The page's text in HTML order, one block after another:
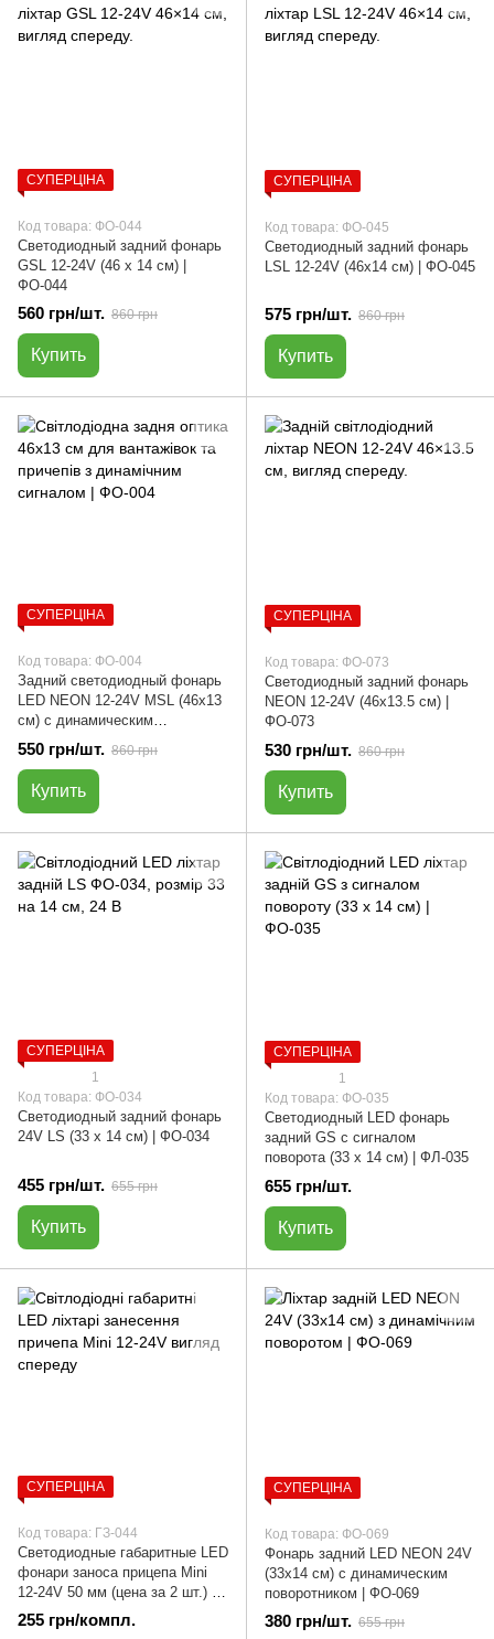
СУПЕРЦІНА
Код товара: ФО-044
Светодиодный задний фонарь
GSL 12-24V (46 х 14 см) |
ФО-044
560 грн/шт. 860 грн
Купить
СУПЕРЦІНА
Код товара: ФО-045
Светодиодный задний фонарь
LSL 12-24V (46х14 см) | ФО-045
575 грн/шт. 860 грн
Купить
СУПЕРЦІНА
Код товара: ФО-004
Задний светодиодный фонарь
LED NEON 12-24V MSL (46x13
см) с динамическим
поворотником | ФО-004
550 грн/шт. 860 грн
Купить
СУПЕРЦІНА
Код товара: ФО-073
Светодиодный задний фонарь
NEON 12-24V (46х13.5 см) |
ФО-073
530 грн/шт. 860 грн
Купить
СУПЕРЦІНА
1
Код товара: ФО-034
Светодиодный задний фонарь
24V LS (33 х 14 см) | ФО-034
455 грн/шт. 655 грн
Купить
СУПЕРЦІНА
1
Код товара: ФО-035
Светодиодный LED фонарь
задний GS с сигналом
поворота (33 х 14 см) | ФЛ-035
655 грн/шт.
Купить
СУПЕРЦІНА
Код товара: ГЗ-044
Светодиодные габаритные LED
фонари заноса прицепа Mini
12-24V 50 мм (цена за 2 шт.) |
ГЗ-044
255 грн/компл.
СУПЕРЦІНА
Код товара: ФО-069
Фонарь задний LED NEON 24V
(33x14 см) с динамическим
поворотником | ФО-069
380 грн/шт. 655 грн